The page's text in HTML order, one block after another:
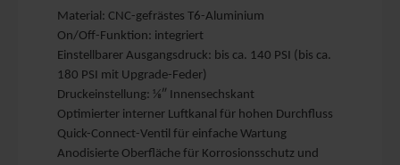
Material: CNC-gefrästes T6-Aluminium
On/Off-Funktion: integriert
Einstellbarer Ausgangsdruck: bis ca. 140 PSI (bis ca.
180 PSI mit Upgrade-Feder)
Druckeinstellung: ⅛″ Innensechskant
Optimierter interner Luftkanal für hohen Durchfluss
Quick-Connect-Ventil für einfache Wartung
Anodisierte Oberfläche für Korrosionsschutz und